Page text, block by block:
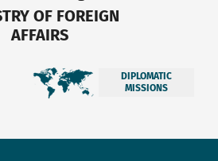
OF FOREIGN
AFFAIRS
DIPLOMATIC
MISSIONS